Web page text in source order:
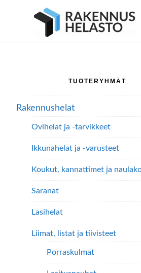
pääsisältöön
ensisijaiseen
alatunnisteeseen
Ensisijainen
sivupalkki
TUOTERYHMÄT
Rakennushelat
Ovihelat ja -tarvikkeet
Ikkunahelat ja -varusteet
Koukut, kannattimet ja
Saranat
Lasihelat
Liimat, listat ja tiivisteet
Porraskulmat